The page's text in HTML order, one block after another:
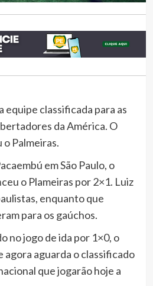
equipe classificada para as
da América. O
Palmeiras.
em São Paulo, o
o Plameiras por 2×1. Luiz
enquanto que
para os gaúchos.
no jogo de ida por 1×0, o
agora aguarda o classificado
que jogarão hoje a